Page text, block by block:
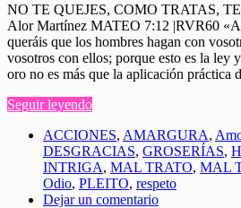
NO TE QUEJES, COMO TRATAS,
Alor Martínez MATEO 7:12 |RVR60
queráis que los hombres hagan con
vosotros con ellos; porque esto es la ley
oro no es más que la aplicación práctica
Seguir leyendo
ACCIONES, AMARGURA,
DESGRACIAS, GROSERÍAS,
INTRIGA, MAL TRATO, MAL
Odio, PLEITO, respeto
Dejar un comentario